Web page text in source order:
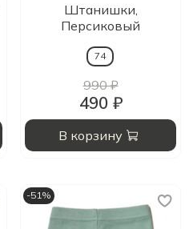
Штанишки,
Персиковый
74
990 ₽
490 ₽
В корзину
-51%